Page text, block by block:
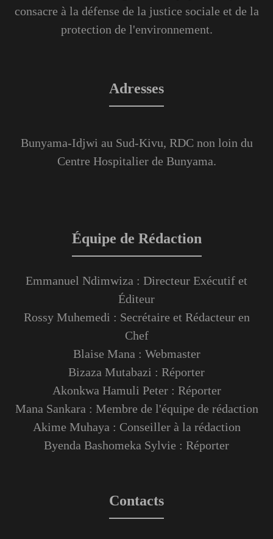
consacre à la défense de la justice sociale et de la
protection de l'environnement.
Adresses
Bunyama-Idjwi au Sud-Kivu, RDC non loin du
Centre Hospitalier de Bunyama.
Équipe de Rédaction
Emmanuel Ndimwiza : Directeur Exécutif et
Éditeur
Rossy Muhemedi : Secrétaire et Rédacteur en
Chef
Blaise Mana : Webmaster
Bizaza Mutabazi : Réporter
Akonkwa Hamuli Peter : Réporter
Mana Sankara : Membre de l'équipe de rédaction
Akime Muhaya : Conseiller à la rédaction
Byenda Bashomeka Sylvie : Réporter
Contacts